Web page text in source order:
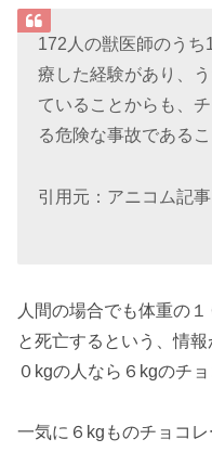
172人の獣医師のう
療した経験があり、
ていることからも、
る危険な事故である
引用元：アニコム記事
人間の場合でも体重の
と死亡するという、情
０kgの人なら６kgのチ
一気に６kgものチョコ